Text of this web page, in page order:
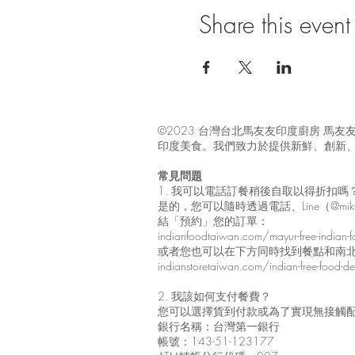
Share this event
©2023 台灣台北馬友友印度廚房 馬友
印度美食。我們致力於提供新鮮、創新
常見問題
1. 我可以電話訂餐稍後自取以得折扣嗎
是的，您可以隨時透過電話、Line（
結「預約」您的訂單：
indianfoodtaiwan.com/mayur-free-indian-
或者您也可以在下方同時找到餐點和南
indianstoretaiwan.com/indian-free-food-
2. 我該如何支付餐費？
您可以選擇貨到付款或為了實現無接觸
銀行名稱：台灣第一銀行
帳號：143-51-123177